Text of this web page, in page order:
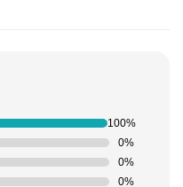
0%
0%
0%
100%